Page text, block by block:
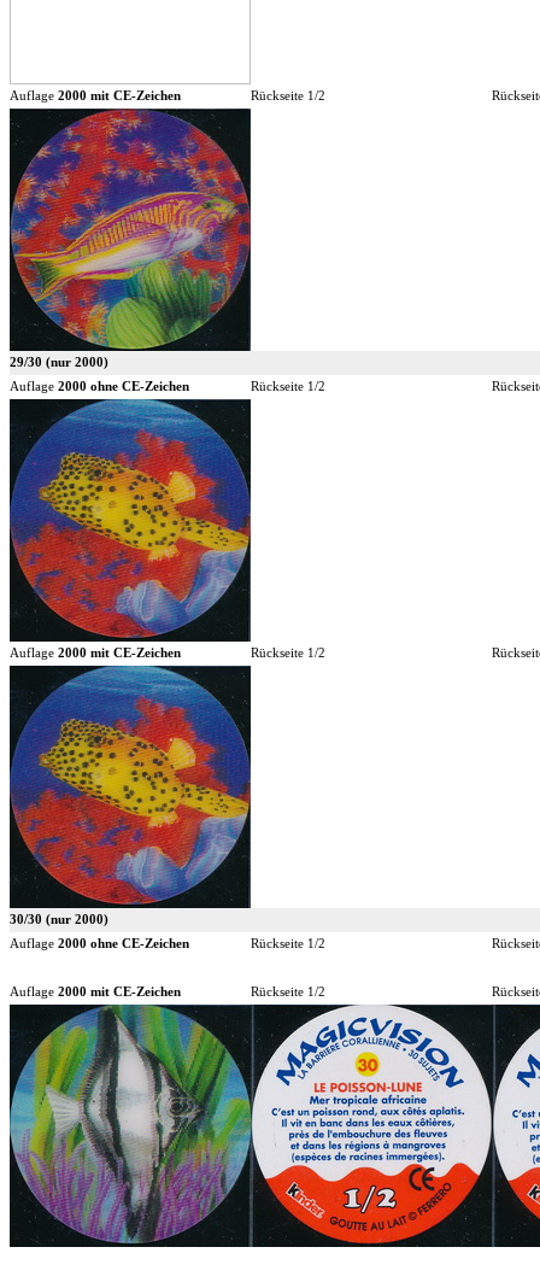
Auflage 2000 mit CE-Zeichen Rückseite 1/2
29/30 (nur 2000)
Auflage 2000 ohne CE-Zeichen Rückseite 1/2
Auflage 2000 mit CE-Zeichen Rückseite 1/2
30/30 (nur 2000)
Auflage 2000 ohne CE-Zeichen Rückseite 1/2
Auflage 2000 mit CE-Zeichen Rückseite 1/2